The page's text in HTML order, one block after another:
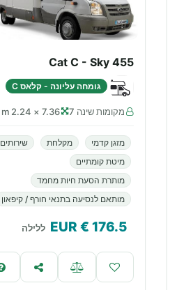
Cat C - Sky 455
גומחה עליונה - קלאס C
מקומות שינה 7 7.36 × 2.24 m
מזגן קדמי מקלחת
שירותים
מיטת קומתיים
מותרת הסעת חיות מחמד
מותאם לנסיעה בתנאי חורף / קיפאון
176.5
€ EUR ללילה